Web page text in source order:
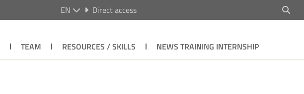
EN Direct access
TEAM RESOURCES / SKILLS NEWS TRAINING INTERNSHIP